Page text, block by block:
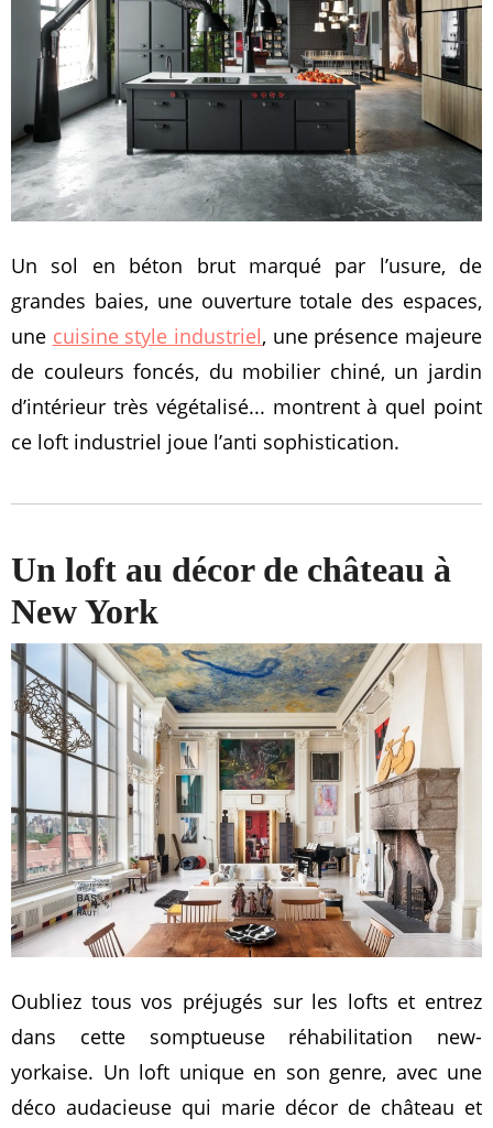
Un sol en béton brut marqué par l’usure, de
grandes baies, une ouverture totale des espaces,
une cuisine style industriel, une présence majeure
de couleurs foncés, du mobilier chiné, un jardin
d’intérieur très végétalisé... montrent à quel point
ce loft industriel joue l’anti sophistication.
Un loft au décor de château à
New York
Oubliez tous vos préjugés sur les lofts et entrez
dans cette somptueuse réhabilitation new-
yorkaise. Un loft unique en son genre, avec une
déco audacieuse qui marie décor de château et